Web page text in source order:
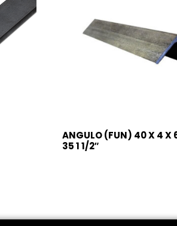
ANGULO (FUN) 40 X 4 X
35 1 1/2″